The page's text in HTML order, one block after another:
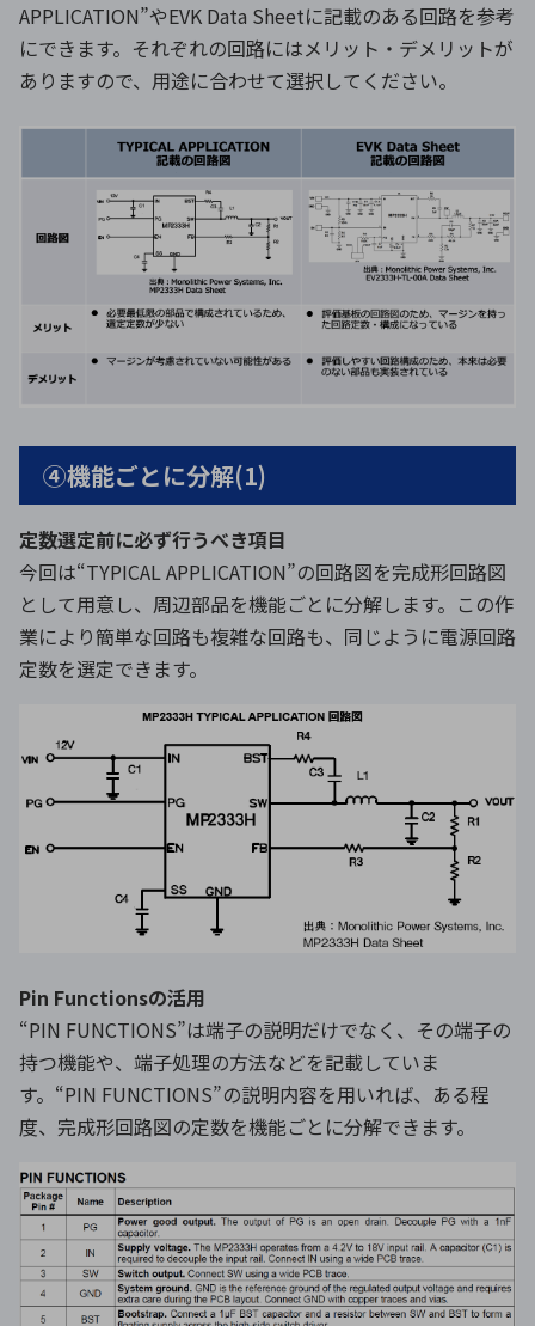
APPLICATION”やEVK Data Sheetに記載のある回路を参考
にできます。それぞれの回路にはメリット・デメリットが
ありますので、用途に合わせて選択してください。
④機能ごとに分解(1)
定数選定前に必ず行うべき項目
今回は“TYPICAL APPLICATION”の回路図を完成形回路図
として用意し、周辺部品を機能ごとに分解します。この作
業により簡単な回路も複雑な回路も、同じように電源回路
定数を選定できます。
Pin Functionsの活用
“PIN FUNCTIONS”は端子の説明だけでなく、その端子の
持つ機能や、端子処理の方法などを記載していま
す。“PIN FUNCTIONS”の説明内容を用いれば、ある程
度、完成形回路図の定数を機能ごとに分解できます。